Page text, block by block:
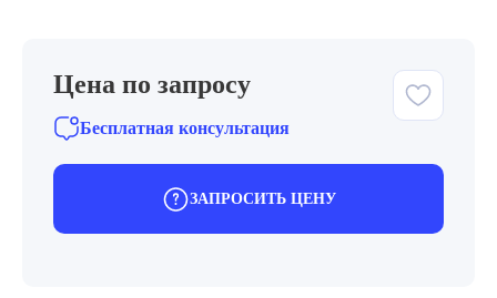
Цена по запросу
Бесплатная консультация
ЗАПРОСИТЬ ЦЕНУ